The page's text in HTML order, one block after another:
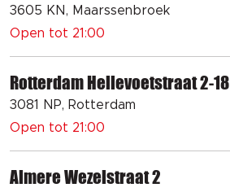
3605 KN, Maarssenbroek
Open tot 21:00
Rotterdam Hellevoetstraat 2-18
3081 NP, Rotterdam
Open tot 21:00
Almere Wezelstraat 2